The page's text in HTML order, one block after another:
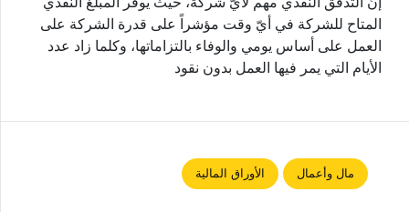
المتاح للشركة في أيّ وقت مؤشراً على قدرة الشركة على
العمل على أساس يومي والوفاء بالتزاماتها، وكلما زاد عدد
الأيام التي يمر فيها العمل بدون نقود
مال وأعمال الأوراق المالية